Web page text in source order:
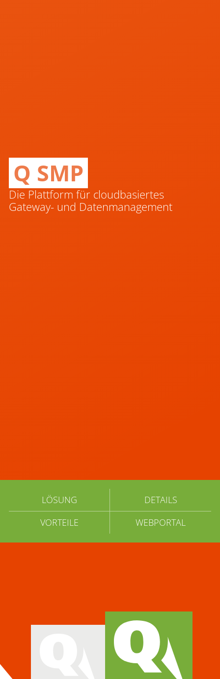
Q SMP
Die Plattform für cloudbasiertes
Gateway- und Datenmanagement
LÖSUNG
DETAILS
VORTEILE
WEBPORTAL